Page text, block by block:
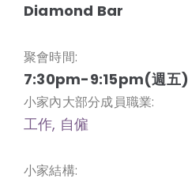
Diamond Bar
聚會時間:
7:30pm-9:15pm(週五)
小家內大部分成員職業:
工作, 自僱
小家結構: